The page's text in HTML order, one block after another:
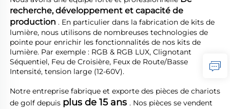
recherche, développement et capacité de
production . En particulier dans la fabrication de kits de
lumière, nous utilisons de nombreuses technologies de
pointe pour enrichir les fonctionnalités de nos kits de
lumière. Par exemple : RGB & RGB LUX, Clignotant
Séquentiel, Feu de Croisière, Feux de Route/Basse
Intensité, tension large (12-60V).
Notre entreprise fabrique et exporte des pièces de chariots
de golf depuis plus de 15 ans . Nos pièces se vendent